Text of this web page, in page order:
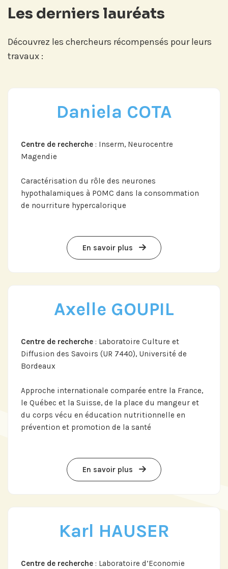
Les derniers lauréats
Découvrez les chercheurs récompensés pour leurs
travaux :
Daniela COTA
Centre de recherche : Inserm, Neurocentre
Magendie
Caractérisation du rôle des neurones
hypothalamiques à POMC dans la consommation
de nourriture hypercalorique
En savoir plus
Axelle GOUPIL
Centre de recherche : Laboratoire Culture et
Diffusion des Savoirs (UR 7440), Université de
Bordeaux
Approche internationale comparée entre la France,
le Québec et la Suisse, de la place du mangeur et
du corps vécu en éducation nutritionnelle en
prévention et promotion de la santé
En savoir plus
Karl HAUSER
Centre de recherche : Laboratoire d’Economie